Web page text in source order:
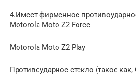
4.Имеет фирменное
Motorola Moto Z2 Force
Motorola Moto Z2 Play
Противоударное стекло (такое как,